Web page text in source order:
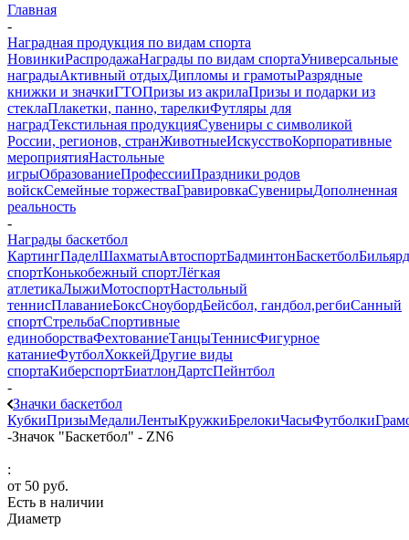
Главная
-
Наградная продукция по видам спорта
НовинкиРаспродажаНаграды по видам спортаУниверсальные
наградыАктивный отдыхДипломы и грамотыРазрядные
книжки и значкиГТОПризы из акрилаПризы и подарки из
стеклаПлакетки, панно, тарелкиФутляры для
наградТекстильная продукцияСувениры с символикой
России, регионов, странЖивотныеИскусствоКорпоративные
мероприятияНастольные
игрыОбразованиеПрофессииПраздники родов
войскСемейные торжестваГравировкаСувенирыДополненная
реальность
-
Награды баскетбол
КартингПаделШахматыАвтоспортБадминтонБаскетболБильярд
спортКонькобежный спортЛёгкая
атлетикаЛыжиМотоспортНастольный
теннисПлаваниеБоксСноубордБейсбол, гандбол,регбиСанный
спортСтрельбаСпортивные
единоборстваФехтованиеТанцыТеннисФигурное
катаниеФутболХоккейДругие виды
спортаКиберспортБиатлонДартсПейнтбол
-
Значки баскетбол
КубкиПризыМедалиЛентыКружкиБрелокиЧасыФутболки
-Значок "Баскетбол" - ZN6
:
от 50 руб.
Есть в наличии
Диаметр